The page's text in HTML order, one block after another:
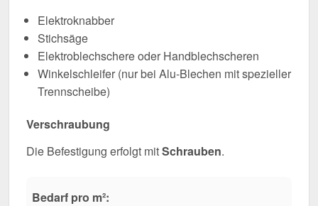
Elektroknabber
Stichsäge
Elektroblechschere oder Handblechscheren
Winkelschleifer (nur bei Alu-Blechen mit spezieller
Trennscheibe)
Verschraubung
Die Befestigung erfolgt mitSchrauben.
Bedarf pro m²: